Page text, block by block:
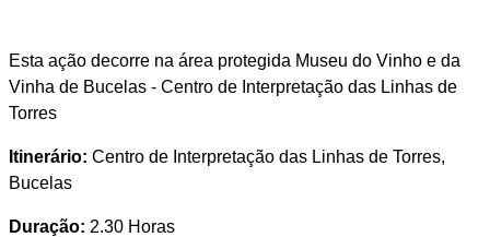
Esta ação decorre na área protegida Museu do Vinho e da
Vinha de Bucelas - Centro de Interpretação das Linhas de
Torres
Itinerário: Centro de Interpretação das Linhas de Torres,
Bucelas
Duração: 2.30 Horas